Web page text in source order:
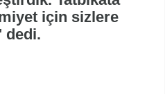
için sizlere
dedi.